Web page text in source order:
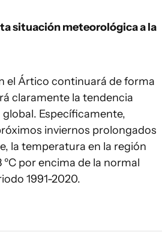
situación meteorológica a la
el Ártico continuará de forma
claramente la tendencia
Específicamente,
inviernos prolongados
la temperatura en la región
por encima de la normal
1991-2020.